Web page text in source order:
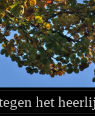
het